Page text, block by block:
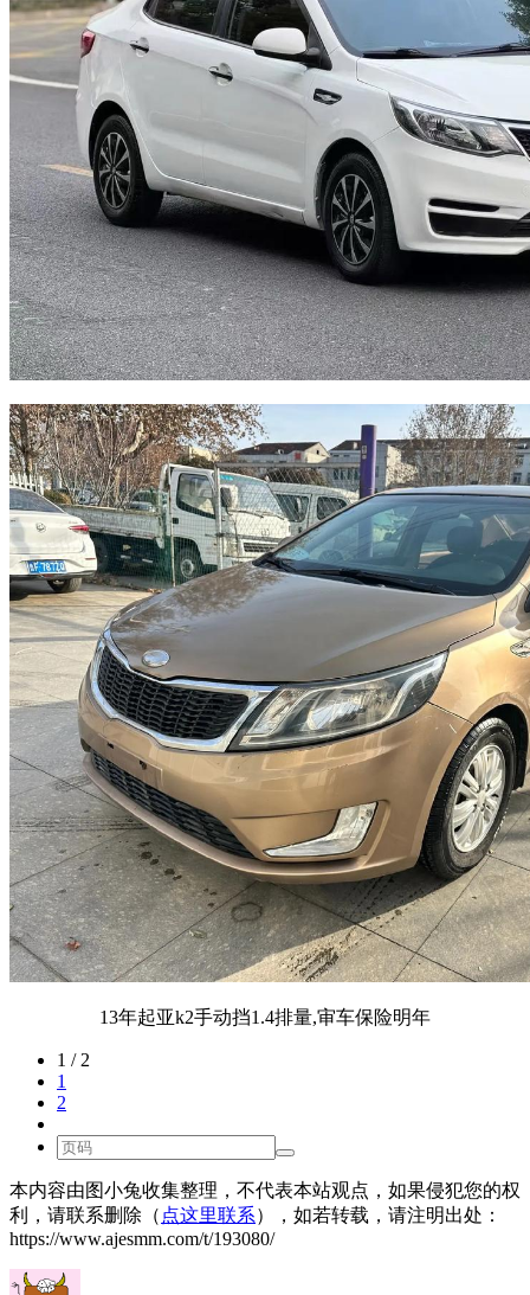
13年起亚k2手动挡1.4排量,审车保险明年
1 / 2
1
2
本内容由图小兔收集整理，不代表本站观点，如果侵犯您的权
利，请联系删除（ 点这里联系），如若转载，请注明出处：
https://www.ajesmm.com/t/193080/